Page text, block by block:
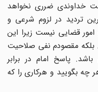
خداوندی ضرری نخواهد
تردید در لزوم شرعی و
قضایی نیست زیرا این
مقصودم نفی صلاحیت
پاسخ امام در برابر
بگویید و هرکاری را که